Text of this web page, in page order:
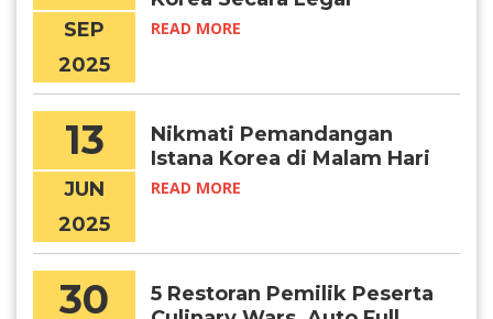
SEP
2025
READ MORE
13
JUN
2025
Nikmati Pemandangan
Istana Korea di Malam Hari
Lewat Program Ini
READ MORE
30
5 Restoran Pemilik Peserta